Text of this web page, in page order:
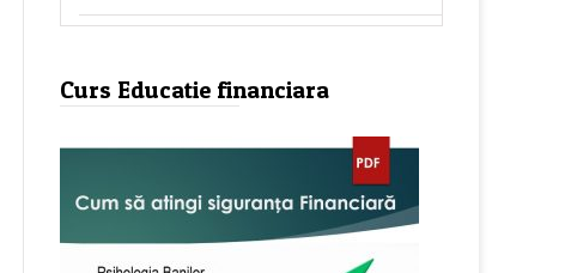
Curs Educatie financiara